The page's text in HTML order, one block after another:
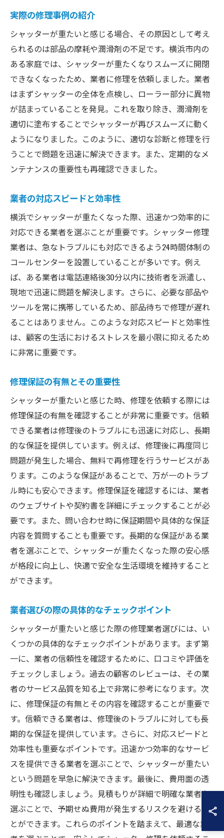
実際の修理事例の紹介
シャッターが重たいと感じる場合、その原因として考え
られるのは部品の摩耗や潤滑剤の不足です。横浜市内の
ある家庭では、シャッターが重たくなりスムーズに開閉
できなくなったため、業者に修理を依頼しました。業者
はまずシャッターの全体を点検し、ローラー部分に異物
が詰まっていることを発見。これを取り除き、潤滑剤を
適切に塗布することでシャッターが再びスムーズに動く
ようになりました。このように、適切な診断と修理を行
うことで問題を迅速に解決できます。また、定期的なメ
ンテナンスの重要性も再確認できました。
業者の対応スピードと効率性
横浜でシャッターが重たくなった際、迅速かつ効率的に
対応できる業者を選ぶことが重要です。シャッター修理
業者は、急なトラブルにも対応できるよう24時間体制の
コールセンターを設置していることが多いです。例え
ば、ある業者は電話連絡後30分以内に技術者を派遣し、
現地で迅速に問題を解決します。さらに、必要な部品や
ツールを常に携帯しているため、部品待ちで修理が遅れ
ることはありません。このような対応スピードと効率性
は、顧客の生活におけるストレスを最小限に抑えるため
に非常に重要です。
修理保証の有無とその重要性
シャッターが重たいと感じた時、修理を依頼する際には
修理保証の有無を確認することが非常に重要です。信頼
できる業者は修理後のトラブルにも迅速に対応し、長期
的な保証を提供しています。例えば、修理後に再度同じ
問題が発生した場合、無料で再修理を行うサービスがあ
ります。このような保証があることで、万が一のトラブ
ル時にも安心できます。修理保証を確認するには、業者
のウェブサイトや契約書を詳細にチェックすることが必
要です。また、問い合わせ時に保証期間や具体的な保証
内容を質問することも重要です。長期的な保証がある業
者を選ぶことで、シャッターが重たくなった際の安心感
が格段に向上し、快適で安全な生活環境を維持すること
ができます。
業者選びの際の具体的なチェックポイント
シャッターが重たいと感じた際の修理業者選びには、い
くつかの具体的なチェックポイントがあります。まず第
一に、業者の信頼性を確認するために、口コミや評価を
チェックしましょう。過去の顧客のレビューは、その業
者のサービス品質を知る上で非常に参考になります。次
に、修理保証の有無とその内容を確認することが重要で
す。信頼できる業者は、修理後のトラブルに対しても長
期的な保証を提供しています。さらに、対応スピードと
効率性も重要なポイントです。迅速かつ効率的なサービ
スを提供できる業者を選ぶことで、シャッターが重たい
という問題を早急に解決できます。最後に、費用面の透
明性も確認しましょう。見積もりが詳細で明確な業者を
選ぶことで、予期せぬ費用が発生するリスクを避けるこ
とができます。これらのポイントを踏まえて、最適な業